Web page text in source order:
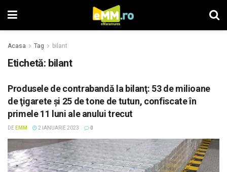
Acasa Tag bilant
Etichetă: bilant
Produsele de contrabandă la bilanţ: 53 de milioane
de ţigarete şi 25 de tone de tutun, confiscate în
primele 11 luni ale anului trecut
DE EMM 2 IANUARIE 2023 0